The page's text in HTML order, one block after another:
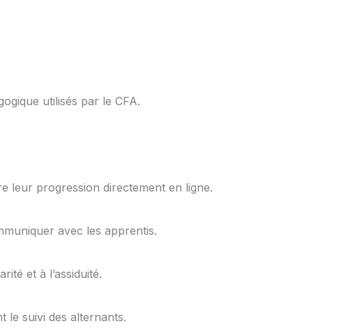
utilisés par le CFA.
leur progression directement en ligne.
avec les apprentis.
et à l’assiduité.
le suivi des alternants.